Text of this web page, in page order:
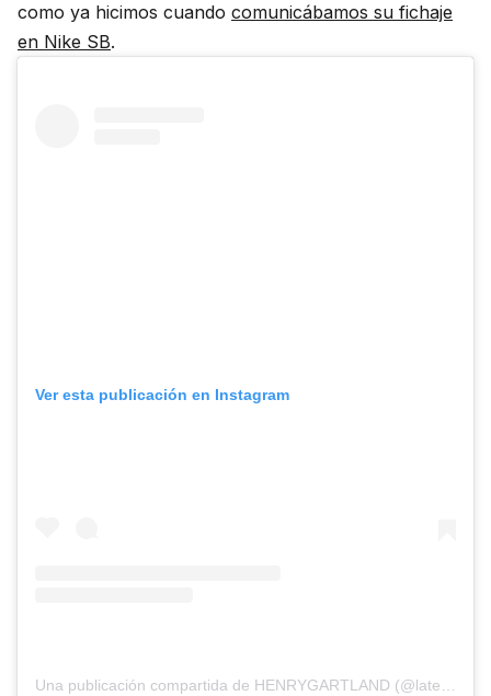
como ya hicimos cuando comunicábamos su fichaje
en Nike SB.
Ver esta publicación en Instagram
Una publicación compartida de HENRYGARTLAND (@laterkader)